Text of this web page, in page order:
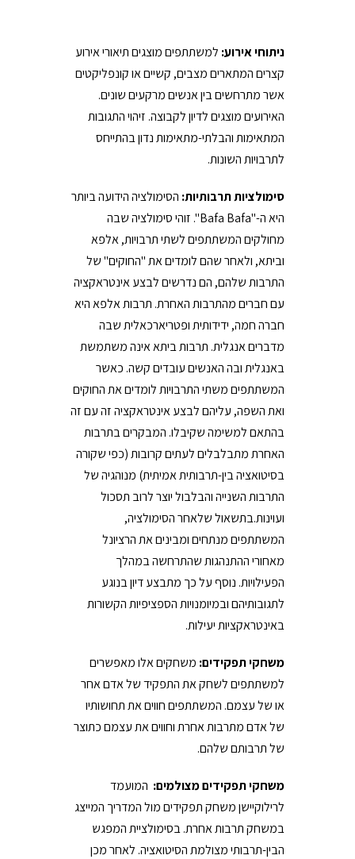
ניתוחי אירוע: למשתתפים מוצגים תיאורי אירוע
קצרים המתארים מצבים, קשיים או קונפליקטים
אשר מתרחשים בין אנשים מרקעים שונים.
האירועים מוצגים לדיון לקבוצה. זיהוי התגובות
המתאימות והבלתי-מתאימות נדון בהתייחס
לתרבויות השונות.
סימולציות תרבותיות: הסימולציה הידועה ביותר
היא ה-"Bafa Bafa". זוהי סימולציה שבה
מחולקים המשתתפים לשתי תרבויות, אלפא
וביתא, ולאחר שהם לומדים את "החוקים" של
התרבות שלהם, הם נדרשים לבצע אינטראקציה
עם חברים מהתרבות האחרת. תרבות אלפא היא
חברה חמה, ידידותית ופטריארכאלית שבה
מדברים אנגלית. תרבות ביתא אינה משתמשת
באנגלית ובה האנשים עובדים קשה. כאשר
המשתתפים משתי התרבויות לומדים את החוקים
ואת השפה, עליהם לבצע אינטראקציה זה עם זה
בהתאם למשימה שקיבלו. המבקרים בתרבות
האחרת מתבלבלים לעתים קרובות (כפי שקורה
בסיטואציה בין-תרבותית אמיתית) מנוהגיה של
התרבות השנייה והבלבול יוצר לרוב תסכול
ועוינות.בתשאול שלאחר הסימולציה,
המשתתפים מנתחים ומבינים את הרציונל
מאחורי ההתנהגות שהתרחשה במהלך
הפעילויות. נוסף על כך מתבצע דיון בנוגע
לתגובותיהם ובמיומנויות הספציפיות הקשורות
באינטראקציות יעילות.
משחקי תפקידים: משחקים אלו מאפשרים
למשתתפים לשחק את התפקיד של אדם אחר
או של עצמם. המשתתפים חווים את תחושותיו
של אדם מתרבות אחרת וחווים את עצמם כתוצר
של תרבותם שלהם.
משחקי תפקידים מצולמים: המועמד
לרילוקיישן משחק תפקידים מול המדריך המייצג
במשחק תרבות אחרת. בסימולציית המפגש
הבין-תרבותי מצולמת הסיטואציה. לאחר מכן